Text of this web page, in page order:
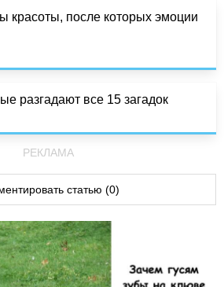
красоты, после которых эмоции
разгадают все 15 загадок
РЕКЛАМА
статью (0)